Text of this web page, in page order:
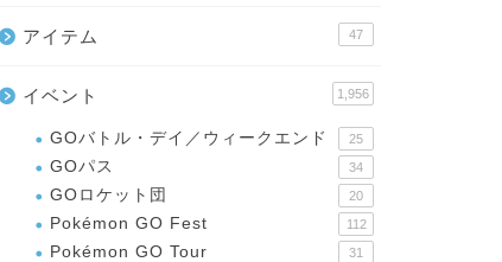
アイテム 47
イベント 1,956
GOバトル・デイ／ウィークエンド 25
GOパス 34
GOロケット団 20
Pokémon GO Fest 112
Pokémon GO Tour 31